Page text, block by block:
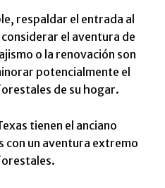
respaldar el entrada al
el aventura de
o la renovación son
potencialmente el
de su hogar.
tienen el anciano
con un aventura extremo